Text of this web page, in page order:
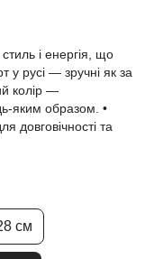
і енергія, що
у русі — зручні як за
колір —
яким образом. •
довговічності та
см